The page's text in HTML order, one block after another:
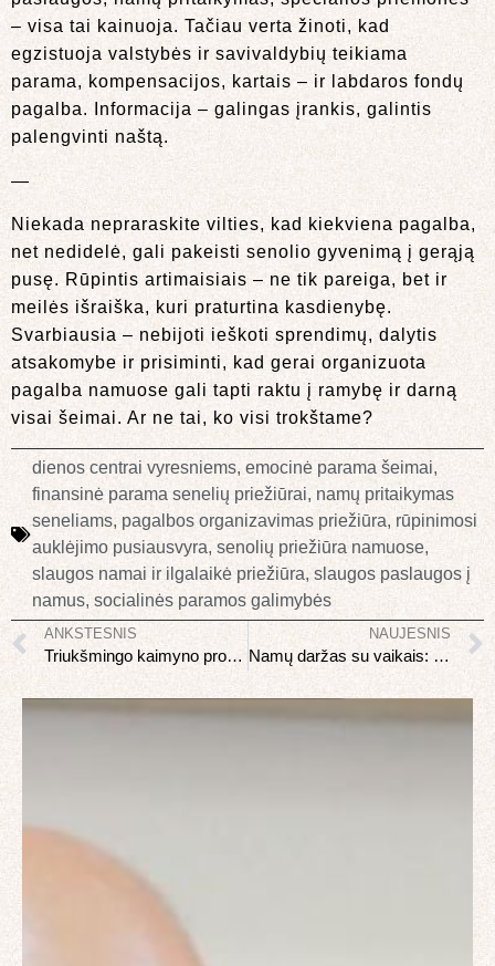
– visa tai kainuoja. Tačiau verta žinoti, kad
egzistuoja valstybės ir savivaldybių teikiama
parama, kompensacijos, kartais – ir labdaros fondų
pagalba. Informacija – galingas įrankis, galintis
palengvinti naštą.
—
Niekada nepraraskite vilties, kad kiekviena pagalba,
net nedidelė, gali pakeisti senolio gyvenimą į gerąją
pusę. Rūpintis artimaisiais – ne tik pareiga, bet ir
meilės išraiška, kuri praturtina kasdienybę.
Svarbiausia – nebijoti ieškoti sprendimų, dalytis
atsakomybe ir prisiminti, kad gerai organizuota
pagalba namuose gali tapti raktu į ramybę ir darną
visai šeimai. Ar ne tai, ko visi trokštame?
dienos centrai vyresniems, emocinė parama šeimai,
finansinė parama senelių priežiūrai, namų pritaikymas
seneliams, pagalbos organizavimas priežiūra, rūpinimosi
auklėjimo pusiausvyra, senolių priežiūra namuose,
slaugos namai ir ilgalaikė priežiūra,slaugos paslaugos į
namus, socialinės paramos galimybės
ANKSTESNIS
Triukšmingo kaimyno problema: kaip spręsti teisingai
NAUJESNIS
Namų daržas su vaikais: kaip įtraukti ir ką auginti